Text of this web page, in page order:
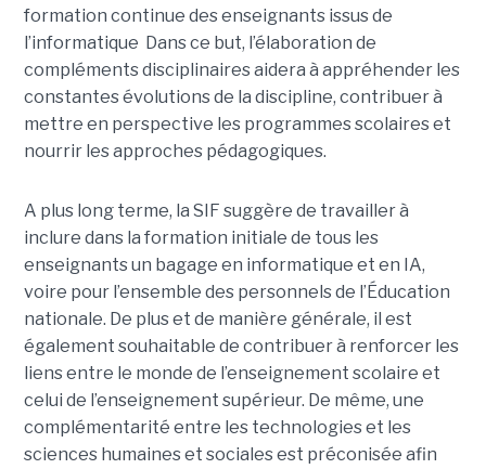
formation continue des enseignants issus de
l’informatique Dans ce but, l’élaboration de
compléments disciplinaires aidera à appréhender les
constantes évolutions de la discipline, contribuer à
mettre en perspective les programmes scolaires et
nourrir les approches pédagogiques.
A plus long terme, la SIF suggère de travailler à
inclure dans la formation initiale de tous les
enseignants un bagage en informatique et en IA,
voire pour l’ensemble des personnels de l’Éducation
nationale. De plus et de manière générale, il est
également souhaitable de contribuer à renforcer les
liens entre le monde de l’enseignement scolaire et
celui de l’enseignement supérieur. De même, une
complémentarité entre les technologies et les
sciences humaines et sociales est préconisée afin